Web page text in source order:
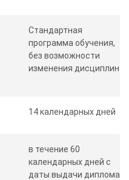
Стандартная
программа обучения,
без возможности
изменения дисциплин
14 календарных дней
в течение 60
календарных дней с
даты выдачи диплома